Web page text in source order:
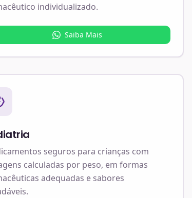
individualizado.
Saiba Mais
seguros para crianças com
calculadas por peso, em formas
adequadas e sabores